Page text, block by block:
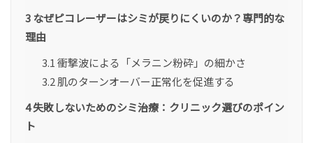
3 なぜピコレーザーはシミが戻りにくいのか？専門的な
理由
3.1 衝撃波による「メラニン粉砕」の細かさ
3.2 肌のターンオーバー正常化を促進する
4失敗しないためのシミ治療：クリニック選びのポイン
ト